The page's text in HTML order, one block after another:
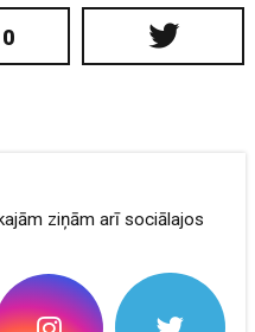
0
ziņām arī sociālajos